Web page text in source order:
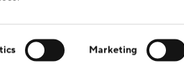
Marketing